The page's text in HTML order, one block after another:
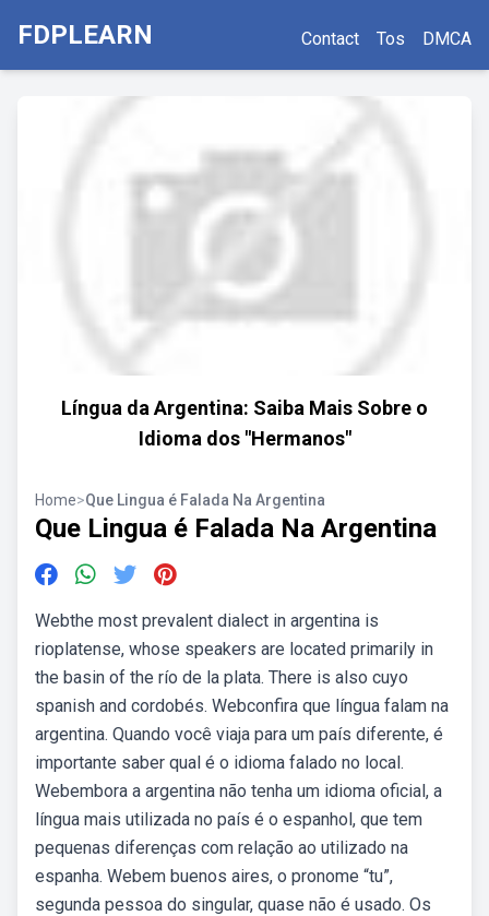
FDPLEARN Contact Tos DMCA
Língua da Argentina: Saiba Mais Sobre o
Idioma dos "Hermanos"
Home>Que Lingua é Falada Na Argentina
Que Lingua é Falada Na Argentina
Webthe most prevalent dialect in argentina is
rioplatense, whose speakers are located primarily in
the basin of the río de la plata. There is also cuyo
spanish and cordobés. Webconfira que língua falam na
argentina. Quando você viaja para um país diferente, é
importante saber qual é o idioma falado no local.
Webembora a argentina não tenha um idioma oficial, a
língua mais utilizada no país é o espanhol, que tem
pequenas diferenças com relação ao utilizado na
espanha. Webem buenos aires, o pronome “tu”,
segunda pessoa do singular, quase não é usado. Os